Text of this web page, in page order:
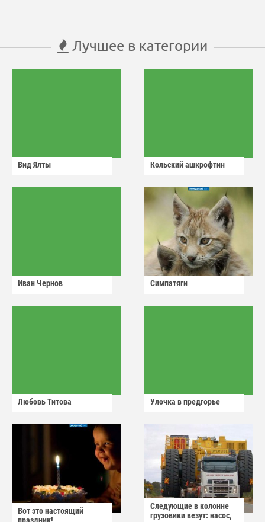
Лучшее в категории
Вид Ялты Кольский ашкрофтин
Иван Чернов Симпатяги
Любовь Титова Улочка в предгорье
Вот это настоящий
Следующие в колонне
грузовики везут: насос,